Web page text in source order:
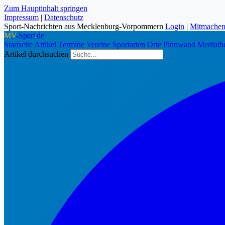
Zum Hauptinhalt springen
Impressum | Datenschutz
Sport-Nachrichten aus Mecklenburg-Vorpommern Login | Mitmachen
MV-Sport.de
Startseite Artikel Termine Vereine Sportarten Orte Pinnwand
Artikel durchsuchen